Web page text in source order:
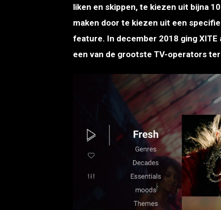
liken en skippen, te kiezen uit bijna
maken door te kiezen uit een
feature. In december 2018 ging
een van de grootste TV-operators